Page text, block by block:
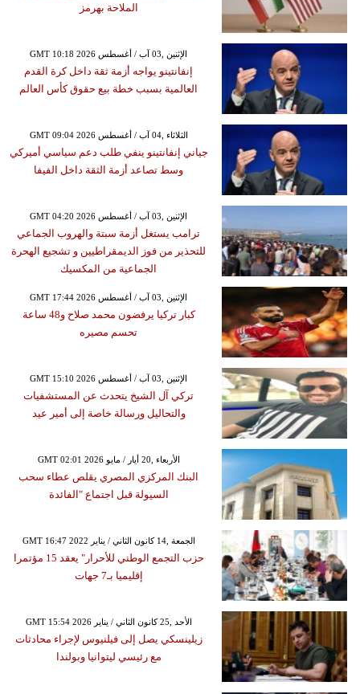
الملاحة بهرمز
GMT 10:18 2026 الإثنين ,03 آب / أغسطس
إنفانتينو يواجه أزمة ثقة داخل كرة القدم
العالمية بسبب خطة بيع حقوق كأس العالم
GMT 09:04 2026 الثلاثاء ,04 آب / أغسطس
جياني إنفانتينو ينفي طلب دعم سياسي أميركي
وسط تصاعد أزمة الثقة داخل الفيفا
GMT 04:20 2026 الإثنين ,03 آب / أغسطس
ترامب يستغل أزمة سبتة والهروب الجماعي
للتحذير من فوز الديمقراطيين و تشجيع الهحرة
الجماعية من المكسيك
GMT 17:44 2026 الإثنين ,03 آب / أغسطس
كبار تركيا يرفضون محمد صلاح و48 ساعة
تحسم مصيره
GMT 15:10 2026 الإثنين ,03 آب / أغسطس
تركي آل الشيخ يتحدث عن المستشفيات
والتحاليل ورسالة خاصة إلى أمير عيد
GMT 02:01 2026 الأربعاء ,20 أيار / مايو
البنك المركزي المصري يقلص عطاء سحب
السيولة قبل اجتماع "الفائدة
GMT 16:47 2022 الجمعة ,14 كانون الثاني / يناير
حزب التجمع الوطني للأحرار" يعقد 15 مؤتمرا
إقليميا بـ7 جهات
GMT 15:54 2026 الأحد ,25 كانون الثاني / يناير
زيلينسكي يصل إلى فيلنيوس لإجراء محادثات
مع رئيسي ليتوانيا وبولندا